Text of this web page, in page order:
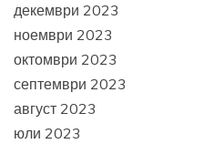
декември 2023
ноември 2023
октомври 2023
септември 2023
август 2023
юли 2023